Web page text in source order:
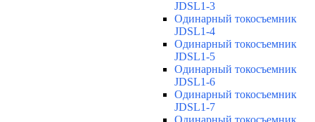
JDSL1-3
Одинарный токосъемник
JDSL1-4
Одинарный токосъемник
JDSL1-5
Одинарный токосъемник
JDSL1-6
Одинарный токосъемник
JDSL1-7
Одинарный токосъемник